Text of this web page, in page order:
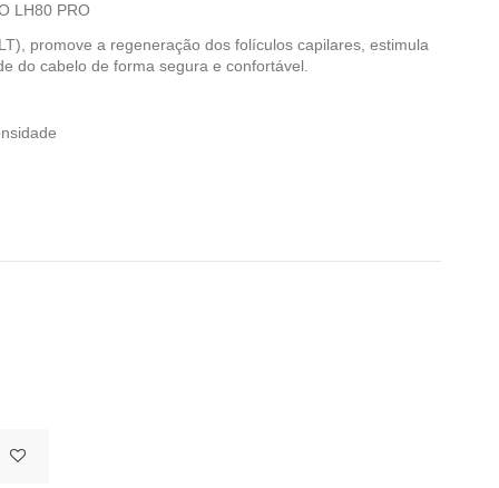
LH80 PRO
promove a regeneração dos folículos capilares, estimula
do cabelo de forma segura e confortável.